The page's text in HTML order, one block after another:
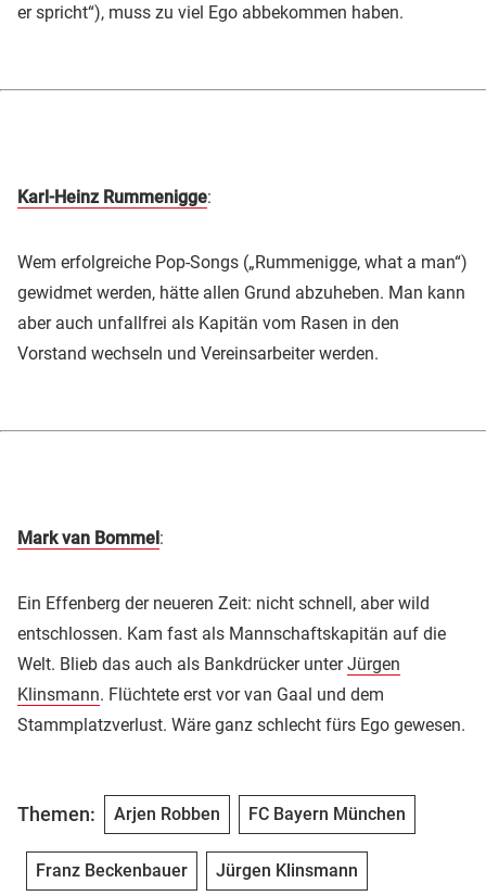
er spricht“), muss zu viel Ego abbekommen haben.
Karl-Heinz Rummenigge:
Wem erfolgreiche Pop-Songs („Rummenigge, what a man“)
gewidmet werden, hätte allen Grund abzuheben. Man kann
aber auch unfallfrei als Kapitän vom Rasen in den
Vorstand wechseln und Vereinsarbeiter werden.
Mark van Bommel:
Ein Effenberg der neueren Zeit: nicht schnell, aber wild
entschlossen. Kam fast als Mannschaftskapitän auf die
Welt. Blieb das auch als Bankdrücker unterJürgen
Klinsmann. Flüchtete erst vor van Gaal und dem
Stammplatzverlust. Wäre ganz schlecht fürs Ego gewesen.
Themen: Arjen Robben FC Bayern München
Franz Beckenbauer Jürgen Klinsmann